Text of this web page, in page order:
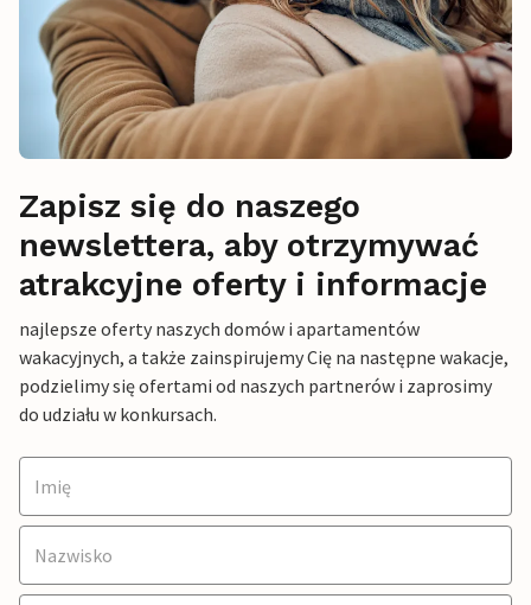
Zapisz się do naszego
newslettera, aby otrzymywać
atrakcyjne oferty i informacje
najlepsze oferty naszych domów i apartamentów
wakacyjnych, a także zainspirujemy Cię na następne wakacje,
podzielimy się ofertami od naszych partnerów i zaprosimy
do udziału w konkursach.